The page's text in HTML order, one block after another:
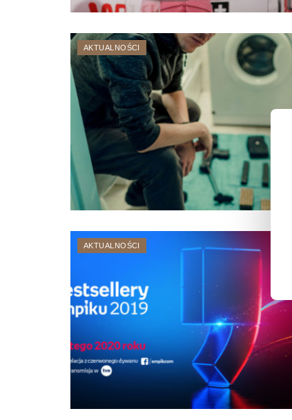
AKTUALNOŚCI
AKTUALNOŚCI